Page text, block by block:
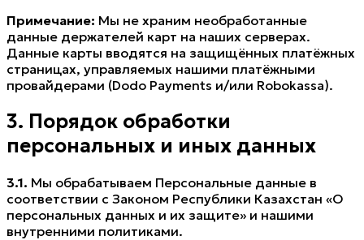
Примечание: Мы не храним необработанные
данные держателей карт на наших серверах.
Данные карты вводятся на защищённых платёжных
страницах, управляемых нашими платёжными
провайдерами (Dodo Payments и/или Robokassa).
3. Порядок обработки
персональных и иных данных
3.1. Мы обрабатываем Персональные данные в
соответствии с Законом Республики Казахстан «О
персональных данных и их защите» и нашими
внутренними политиками.